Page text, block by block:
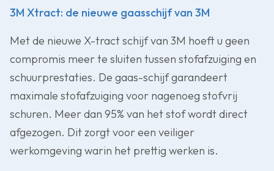
3M Xtract: de nieuwe gaasschijf van 3M
Met de nieuwe X-tract schijf van 3M hoeft u geen
compromis meer te sluiten tussen stofafzuiging en
schuurprestaties. De gaas-schijf garandeert
maximale stofafzuiging voor nagenoeg stofvrij
schuren. Meer dan 95% van het stof wordt direct
afgezogen. Dit zorgt voor een veiliger
werkomgeving warin het prettig werken is.